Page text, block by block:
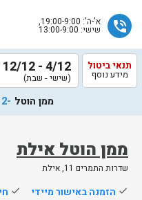
phone_in_talk א'-ה': 19:00-9:00,
שישי: 13:00-9:00
ממן הוטל אילת
שדרות התמרים 11, אילת
תנאי ביטול
מידע נוסף 4/12 - 12/12
(שישי - שבת)
ממן הוטל -2 מבוגרים ל 8 לילות
done הזמנה באישור מיידי done
שלח